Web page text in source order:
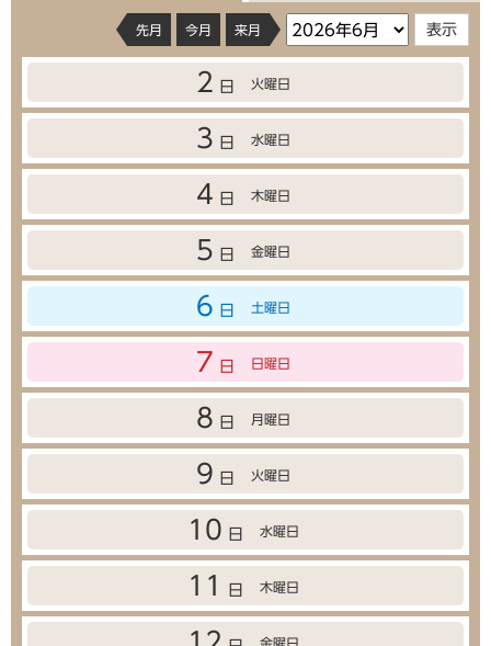
先月 今月 来月
2 日 火曜日
3 日 水曜日
4 日 木曜日
5 日 金曜日
6 日 土曜日
7 日 日曜日
8 日 月曜日
9 日 火曜日
10 日 水曜日
11 日 木曜日
金曜日